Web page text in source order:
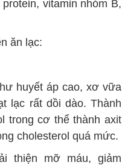
vitamin nhóm B,
ăn lạc:
huyết áp cao, xơ vữa
lạc rất dồi dào. Thành
trong cơ thể thành axit
cholesterol quá mức.
thiện mỡ máu, giảm